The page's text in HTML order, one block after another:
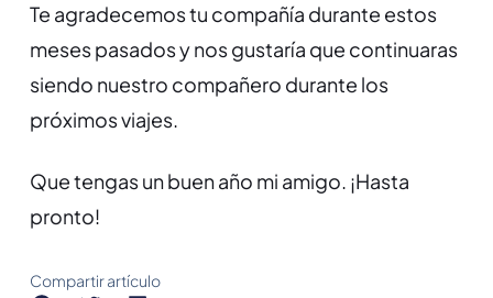
Te agradecemos tu compañía durante estos
meses pasados y nos gustaría que continuaras
siendo nuestro compañero durante los
próximos viajes.
Que tengas un buen año mi amigo. ¡Hasta
pronto!
Compartir artículo